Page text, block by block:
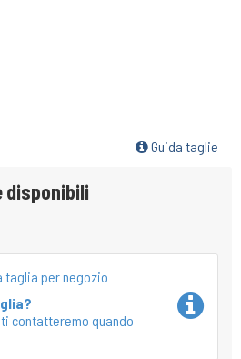
Guida taglie
disponibili
per negozio
contatteremo quando